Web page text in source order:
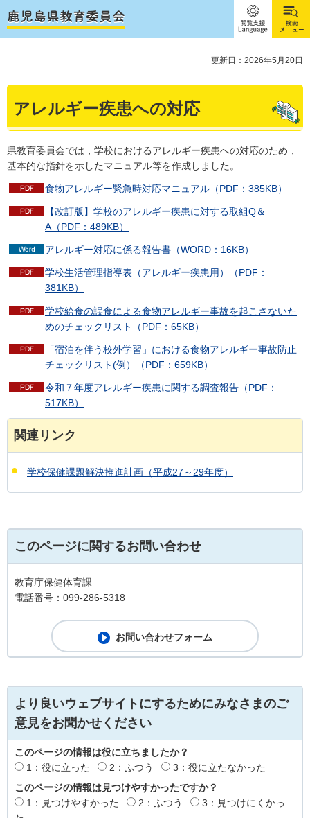
閲覧支
援
Language
検索メ
ニュー
更新日：2026年5月20日
アレルギー疾患への対応
県教育委員会では，学校におけるアレルギー疾患への対応のため，
基本的な指針を示したマニュアル等を作成しました。
食物アレルギー緊急時対応マニュアル（PDF：385KB）
【改訂版】学校のアレルギー疾患に対する取組Q＆
A（PDF：489KB）
アレルギー対応に係る報告書（WORD：16KB）
学校生活管理指導表（アレルギー疾患用）（PDF：
381KB）
学校給食の誤食による食物アレルギー事故を起こさないた
めのチェックリスト（PDF：65KB）
「宿泊を伴う校外学習」における食物アレルギー事故防止
チェックリスト(例）（PDF：659KB）
令和７年度アレルギー疾患に関する調査報告（PDF：
517KB）
関連リンク
学校保健課題解決推進計画（平成27～29年度）
このページに関するお問い合わせ
教育庁保健体育課
電話番号：099-286-5318
より良いウェブサイトにするためにみなさまのご
意見をお聞かせください
このページの情報は役に立ちましたか？
1：役に立った
2：ふつう
3：役に立たなかった
このページの情報は見つけやすかったですか？
1：見つけやすかった
2：ふつう
3：見つけにくかっ